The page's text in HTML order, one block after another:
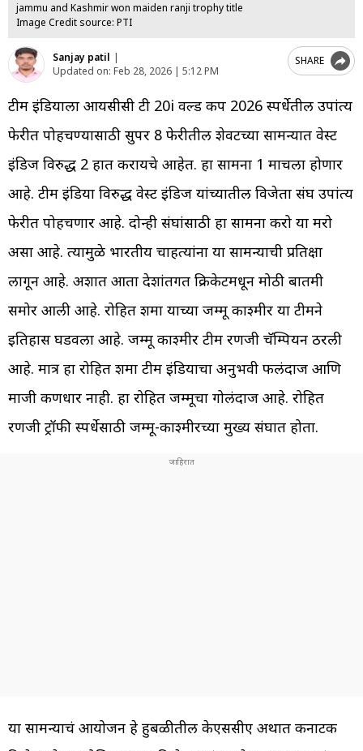
jammu and Kashmir won maiden ranji trophy title
Image Credit source: PTI
Sanjay patil |
Updated on: Feb 28, 2026 | 5:12 PM
SHARE
टीम इंडियाला आयसीसी टी 20i वर्ल्ड कप 2026 स्पर्धेतील उपांत्य
फेरीत पोहचण्यासाठी सुपर 8 फेरीतील शेवटच्या सामन्यात वेस्ट
इंडिज विरुद्ध 2 हात करायचे आहेत. हा सामना 1 मार्चला होणार
आहे. टीम इंडिया विरुद्ध वेस्ट इंडिज यांच्यातील विजेता संघ उपांत्य
फेरीत पोहचणार आहे. दोन्ही संघांसाठी हा सामना करो या मरो
असा आहे. त्यामुळे भारतीय चाहत्यांना या सामन्याची प्रतिक्षा
लागून आहे. अशात आता देशांतर्गत क्रिकेटमधून मोठी बातमी
समोर आली आहे. रोहित शर्मा याच्या जम्मू काश्मीर या टीमने
इतिहास घडवला आहे. जम्मू काश्मीर टीम रणजी चॅम्पियन ठरली
आहे. मात्र हा रोहित शर्मा टीम इंडियाचा अनुभवी फलंदाज आणि
माजी कर्णधार नाही. हा रोहित जम्मूचा गोलंदाज आहे. रोहित
रणजी ट्रॉफी स्पर्धेसाठी जम्मू-काश्मीरच्या मुख्य संघात होता.
या सामन्याचं आयोजन हे हुबळीतील केएससीए अर्थात कर्नाटक